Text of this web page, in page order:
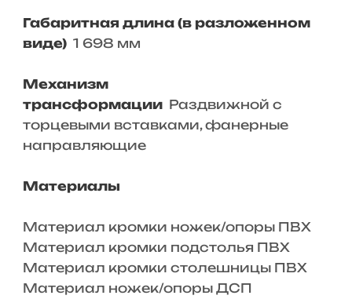
Габаритная длина (в разложенном
виде) 1 698 мм
Механизм
трансформации Раздвижной с
торцевыми вставками, фанерные
направляющие
Материалы
Материал кромки ножек/опоры ПВХ
Материал кромки подстолья ПВХ
Материал кромки столешницы ПВХ
Материал ножек/опоры ДСП